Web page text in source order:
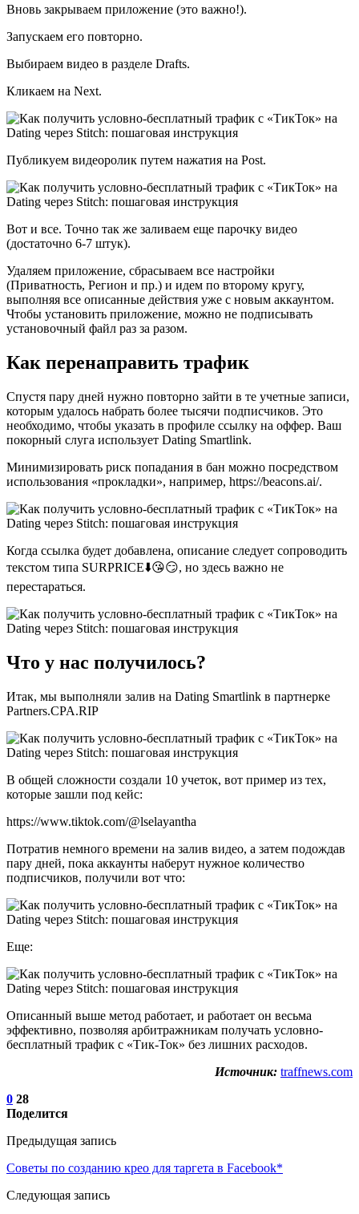
Вновь закрываем приложение (это важно!).
Запускаем его повторно.
Выбираем видео в разделе Drafts.
Кликаем на Next.
Публикуем видеоролик путем нажатия на Post.
Вот и все. Точно так же заливаем еще парочку видео
(достаточно 6-7 штук).
Удаляем приложение, сбрасываем все настройки
(Приватность, Регион и пр.) и идем по второму кругу,
выполняя все описанные действия уже с новым аккаунтом.
Чтобы установить приложение, можно не подписывать
установочный файл раз за разом.
Как перенаправить трафик
Спустя пару дней нужно повторно зайти в те учетные записи,
которым удалось набрать более тысячи подписчиков. Это
необходимо, чтобы указать в профиле ссылку на оффер. Ваш
покорный слуга использует Dating Smartlink.
Минимизировать риск попадания в бан можно посредством
использования «прокладки», например, https://beacons.ai/.
Когда ссылка будет добавлена, описание следует сопроводить
текстом типа SURPRICE⬇️😘😏, но здесь важно не
перестараться.
Что у нас получилось?
Итак, мы выполняли залив на Dating Smartlink в партнерке
Partners.CPA.RIP
В общей сложности создали 10 учеток, вот пример из тех,
которые зашли под кейс:
https://www.tiktok.com/@lselayantha
Потратив немного времени на залив видео, а затем подождав
пару дней, пока аккаунты наберут нужное количество
подписчиков, получили вот что:
Еще:
Описанный выше метод работает, и работает он весьма
эффективно, позволяя арбитражникам получать условно-
бесплатный трафик с «Тик-Ток» без лишних расходов.
Источник: traffnews.com
0 28
Поделится
Предыдущая запись
Советы по созданию крео для таргета в Facebook*
Следующая запись